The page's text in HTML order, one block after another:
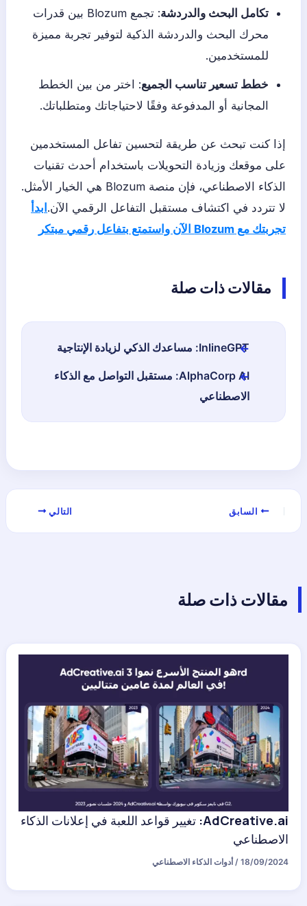
تكامل البحث والدردشة
: تجمع Blozum بين قدرات
محرك البحث والدردشة الذكية لتوفير تجربة مميزة
للمستخدمين.
خطط تسعير تناسب الجميع: اختر من بين الخطط
المجانية أو المدفوعة وفقًا لاحتياجاتك ومتطلباتك.
إذا كنت تبحث عن طريقة لتحسين تفاعل المستخدمين
على موقعك وزيادة التحويلات باستخدام أحدث تقنيات
الذكاء الاصطناعي، فإن منصة Blozum هي الخيار الأمثل.
لا تتردد في اكتشاف مستقبل التفاعل الرقمي الآن.ابدأ
تجربتك مع Blozum الآن واستمتع بتفاعل رقمي مبتكر
مقالات ذات صلة
InlineGPT: مساعدك الذكي لزيادة الإنتاجية
AlphaCorp AI: مستقبل التواصل مع الذكاء
الاصطناعي
السابق التالي
مقالات ذات صلة
AdCreative.ai: تغيير قواعد اللعبة في إعلانات الذكاء
الاصطناعي
18/09/2024
/ أدوات الذكاء الاصطناعي